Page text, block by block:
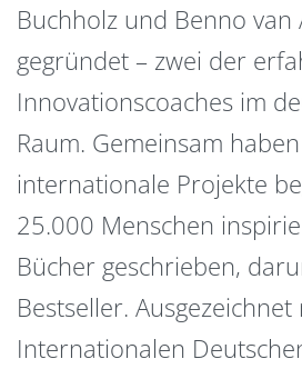
Buchholz und Benno van
gegründet – zwei der
Innovationscoaches im
Raum. Gemeinsam
internationale Projekte
25.000 Menschen
Bücher geschrieben,
Bestseller.
Internationalen